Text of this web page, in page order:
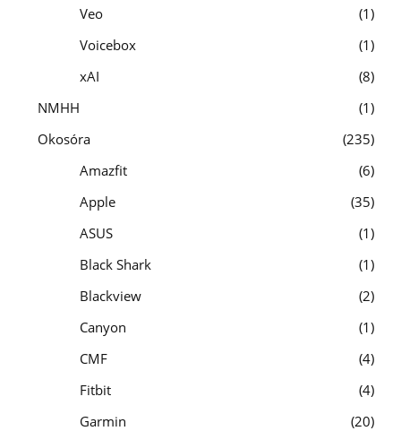
Veo
1
Voicebox
1
xAI
8
NMHH
1
Okosóra
235
Amazfit
6
Apple
35
ASUS
1
Black Shark
1
Blackview
2
Canyon
1
CMF
4
Fitbit
4
Garmin
20